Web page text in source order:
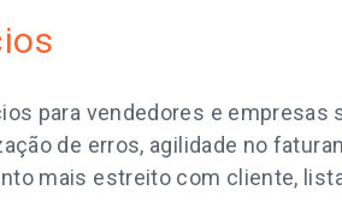
para vendedores e
de erros, agilidade no
mais estreito com cliente,